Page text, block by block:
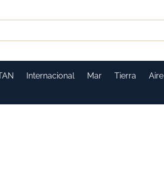
Internacional Mar Tierra Aire